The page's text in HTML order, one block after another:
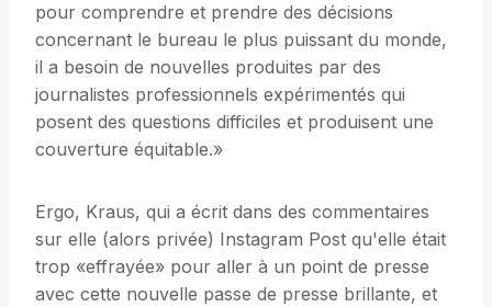
pour comprendre et prendre des décisions
concernant le bureau le plus puissant du monde,
il a besoin de nouvelles produites par des
journalistes professionnels expérimentés qui
posent des questions difficiles et produisent une
couverture équitable.»
Ergo, Kraus, qui a écrit dans des commentaires
sur elle (alors privée) Instagram Post qu'elle était
trop «effrayée» pour aller à un point de presse
avec cette nouvelle passe de presse brillante, et